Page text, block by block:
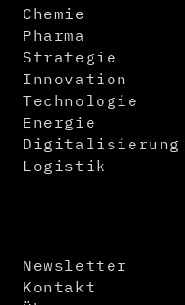
Chemie
Pharma
Strategie
Innovation
Technologie
Energie
Digitalisierung
Logistik
Newsletter
Kontakt